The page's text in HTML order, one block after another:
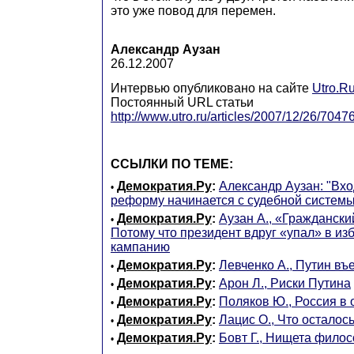
это уже повод для перемен.
Александр Аузан
26.12.2007
Интервью опубликовано на сайте
Постоянный URL статьи
http://www.utro.ru/articles/2007/12/26/
ССЫЛКИ ПО ТЕМЕ:
• Демократия.Ру: Александр Аузан:
реформу начинается с судебной
• Демократия.Ру: Аузан А.,
Потому что президент вдруг «упал» в
кампанию
• Демократия.Ру: Левченко А., Путин
• Демократия.Ру: Арон Л., Риски Путина
• Демократия.Ру: Поляков Ю., Россия в
• Демократия.Ру: Лацис О., Что
• Демократия.Ру: Бовт Г., Нищета